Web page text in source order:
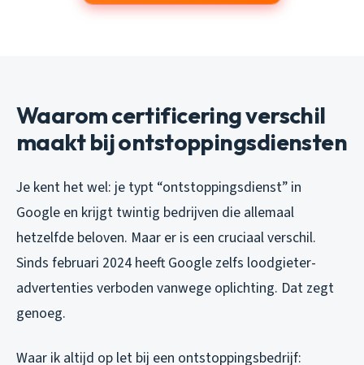
Waarom certificering verschil
maakt bij ontstoppingsdiensten
Je kent het wel: je typt “ontstoppingsdienst” in
Google en krijgt twintig bedrijven die allemaal
hetzelfde beloven. Maar er is een cruciaal verschil.
Sinds februari 2024 heeft Google zelfs loodgieter-
advertenties verboden vanwege oplichting. Dat zegt
genoeg.
Waar ik altijd op let bij een ontstoppingsbedrijf: